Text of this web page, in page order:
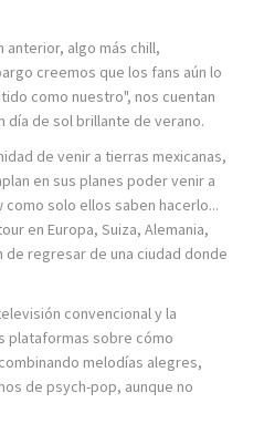
anterior, algo más chill,
creemos que los fans aún lo
como nuestro", nos cuentan
de sol brillante de verano.
de venir a tierras mexicanas,
en sus planes poder venir a
solo ellos saben hacerlo...
en Europa, Suiza, Alemania,
de regresar de una ciudad donde
convencional y la
plataformas sobre cómo
melodías alegres,
de psych-pop, aunque no